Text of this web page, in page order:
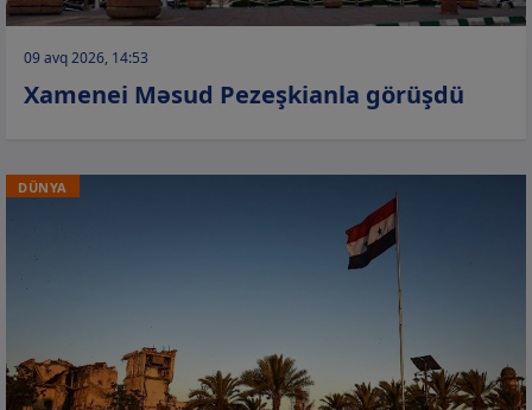
09 avq 2026, 14:53
Xamenei Məsud Pezeşkianla görüşdü
DÜNYA